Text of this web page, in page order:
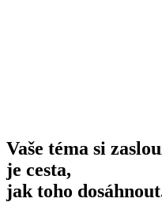
Vaše téma si
je cesta,
jak toho